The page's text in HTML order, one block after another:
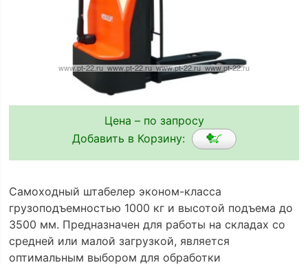
Цена – по запросу
Добавить в Корзину:
Самоходный штабелер эконом-класса
грузоподъемностью 1000 кг и высотой подъема до
3500 мм. Предназначен для работы на складах со
средней или малой загрузкой, является
оптимальным выбором для обработки